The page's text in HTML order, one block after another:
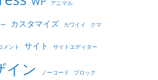
アニマル
カスタマイズ カワイイ クマ
メント サイト サイトエディター
イン ノーコード ブロック